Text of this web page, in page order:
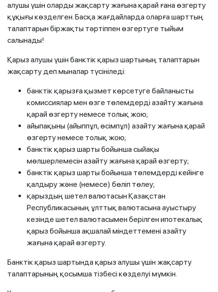
алушы үшін оларды жақсарту жағына қарай ғана өзгерту
құқығы көзделген. Басқа жағдайларда оларға шарттың
талаптарын біржақты тәртіппен өзгертуге тыйым
салынады!
Қарыз алушы үшін банктік қарыз шартының талаптарын
жақсарту деп мыналар түсініледі:
банктік қарызға қызмет көрсетуге байланысты
комиссиялар мен өзге төлемдерді азайту жағына
қарай өзгерту немесе толық жою;
айыпақыны (айыппұл, өсімпұл) азайту жағына қарай
өзгерту немесе толық жою;
банктік қарыз шарты бойынша сыйақы
мөлшерлемесін азайту жағына қарай өзгерту;
банктік қарыз шарты бойынша төлемдерді кейінге
қалдыру және (немесе) бөліп төлеу;
қарыздың шетел валютасын Қазақстан
Республикасының ұлттық валютасына ауыстыру
кезінде шетел валютасымен берілген ипотекалық
қарыз бойынша ақшалай міндеттемені азайту
жағына қарай өзгерту.
Банктік қарыз шартында қарыз алушы үшін жақсарту
талаптарының қосымша тізбесі көзделуі мүмкін.